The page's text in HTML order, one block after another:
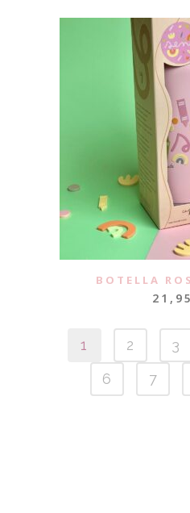
BOTELLA
1 2 3
6
7